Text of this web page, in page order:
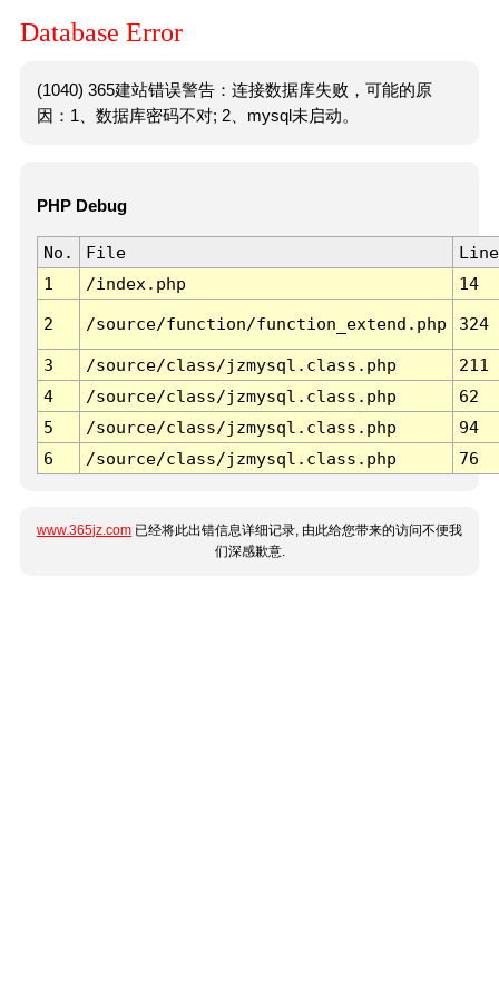
Database Error
(1040) 365建站错误警告：连接数据库失败，可能的原
因：1、数据库密码不对; 2、mysql未启动。
PHP Debug
No. File
Line
1
/index.php 14
2 /source/function/function_extend.php 324
3 /source/class/jzmysql.class.php
211
4
/source/class/jzmysql.class.php
62
5
/source/class/jzmysql.class.php
94
6
/source/class/jzmysql.class.php 76
www.365jz.com 已经将此出错信息详细记录, 由此给您带来的访问不便我
们深感歉意.